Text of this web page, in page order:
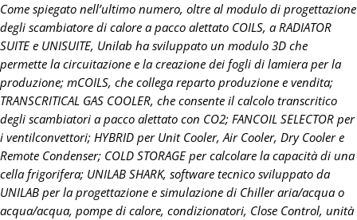
Come spiegato nell’ultimo numero, oltre al modulo di progettazione
degli scambiatore di calore a pacco alettato COILS, a RADIATOR
SUITE e UNISUITE, Unilab ha sviluppato un modulo 3D che
permette la circuitazione e la creazione dei fogli di lamiera per la
produzione; mCOILS, che collega reparto produzione e vendita;
TRANSCRITICAL GAS COOLER, che consente il calcolo transcritico
degli scambiatori a pacco alettato con CO2; FANCOIL SELECTOR per
i ventilconvettori; HYBRID per Unit Cooler, Air Cooler, Dry Cooler e
Remote Condenser; COLD STORAGE per calcolare la capacità di una
cella frigorifera; UNILAB SHARK, software tecnico sviluppato da
UNILAB per la progettazione e simulazione di Chiller aria/acqua o
acqua/acqua, pompe di calore, condizionatori, Close Control, unità